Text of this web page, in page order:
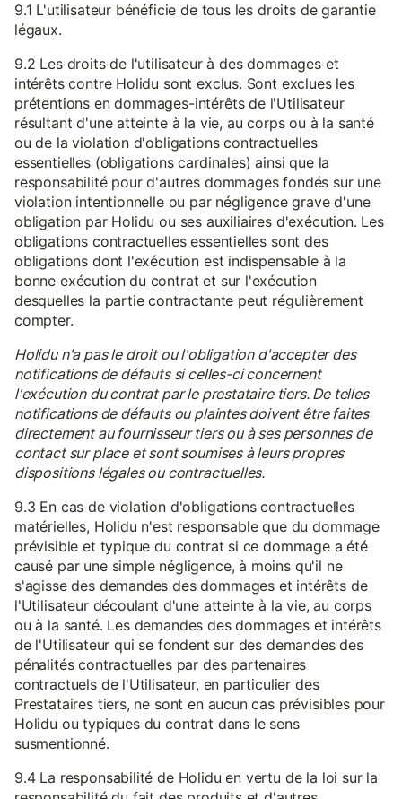
9.1 L'utilisateur bénéficie de tous les droits de garantie
légaux.
9.2 Les droits de l'utilisateur à des dommages et
intérêts contre Holidu sont exclus. Sont exclues les
prétentions en dommages-intérêts de l'Utilisateur
résultant d'une atteinte à la vie, au corps ou à la santé
ou de la violation d'obligations contractuelles
essentielles (obligations cardinales) ainsi que la
responsabilité pour d'autres dommages fondés sur une
violation intentionnelle ou par négligence grave d'une
obligation par Holidu ou ses auxiliaires d'exécution. Les
obligations contractuelles essentielles sont des
obligations dont l'exécution est indispensable à la
bonne exécution du contrat et sur l'exécution
desquelles la partie contractante peut régulièrement
compter.
Holidu n'a pas le droit ou l'obligation d'accepter des
notifications de défauts si celles-ci concernent
l'exécution du contrat par le prestataire tiers. De telles
notifications de défauts ou plaintes doivent être faites
directement au fournisseur tiers ou à ses personnes de
contact sur place et sont soumises à leurs propres
dispositions légales ou contractuelles.
9.3 En cas de violation d'obligations contractuelles
matérielles, Holidu n'est responsable que du dommage
prévisible et typique du contrat si ce dommage a été
causé par une simple négligence, à moins qu'il ne
s'agisse des demandes des dommages et intérêts de
l'Utilisateur découlant d'une atteinte à la vie, au corps
ou à la santé. Les demandes des dommages et intérêts
de l'Utilisateur qui se fondent sur des demandes des
pénalités contractuelles par des partenaires
contractuels de l'Utilisateur, en particulier des
Prestataires tiers, ne sont en aucun cas prévisibles pour
Holidu ou typiques du contrat dans le sens
susmentionné.
9.4 La responsabilité de Holidu en vertu de la loi sur la